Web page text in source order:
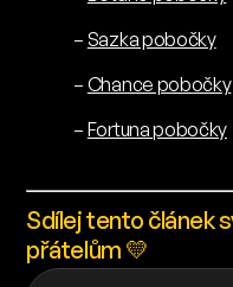
– Sazka pobočky
– Chance pobočky
– Fortuna pobočky
Sdílej tento článek
přátelům 💛